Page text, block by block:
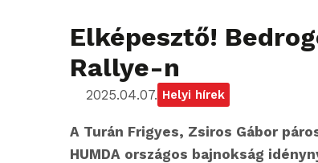
Elképesztő!
Rallye-n
2025.04.07. Helyi hírek
A Turán Frigyes, Zsiros Gábor
HUMDA országos bajnokság